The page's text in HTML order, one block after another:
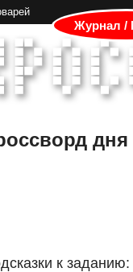
Журнал /
дня
к заданию: